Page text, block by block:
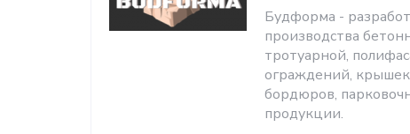
Будформа -
производства
тротуарной,
ограждений, крышек
бордюров,
продукции.